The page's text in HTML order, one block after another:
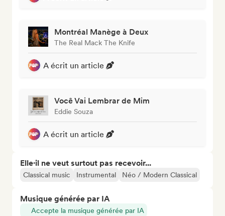
Montréal Manège à Deux
The Real Mack The Knife
A écrit un article
Você Vai Lembrar de Mim
Eddie Souza
A écrit un article
Elle·il ne veut surtout pas recevoir...
Classical music Instrumental Néo / Modern Classical
Musique générée par IA
Accepte la musique générée par IA